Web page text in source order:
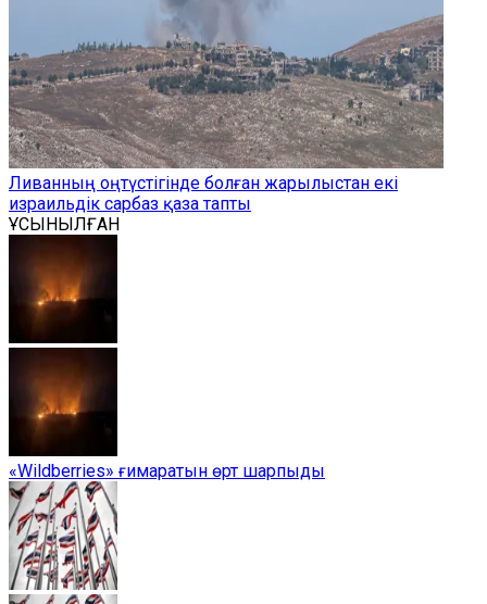
Ливанның оңтүстігінде болған жарылыстан екі
израильдік сарбаз қаза тапты
ҰСЫНЫЛҒАН
«Wildberries» ғимаратын өрт шарпыды